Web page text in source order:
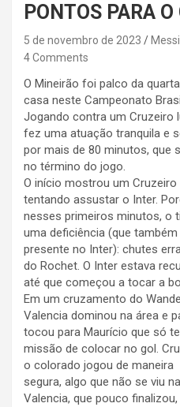
PONTOS PARA
5 de novembro de 2023
4 Comments
O Mineirão foi palco da
casa neste Campeonato
Jogando contra um Cruzeiro
fez uma atuação tranquila e
por mais de 80 minutos, que
no término do jogo.
O início mostrou um
tentando assustar o Inter.
nesses primeiros minutos, o
uma deficiência (que também
presente no Inter): chutes
do Rochet. O Inter estava
até que começou a tocar a
Em um cruzamento do
Valencia dominou na área e
tocou para Maurício que só
missão de colocar no gol.
o colorado jogou de maneira
segura, algo que não se viu
Valencia, que pouco